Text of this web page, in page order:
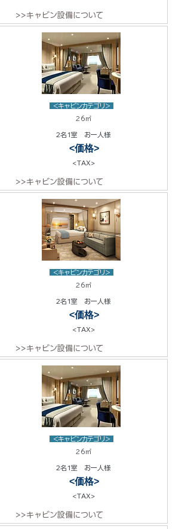
>>キャビン設備について
<キャビンカテゴリ>
26㎡
2名1室 お一人様
<価格>
<TAX>
>>キャビン設備について
<キャビンカテゴリ>
26㎡
2名1室 お一人様
<価格>
<TAX>
>>キャビン設備について
<キャビンカテゴリ>
26㎡
2名1室 お一人様
<価格>
<TAX>
>>キャビン設備について